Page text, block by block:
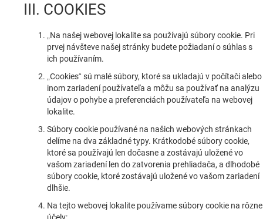
III. COOKIES
„Na našej webovej lokalite sa používajú súbory cookie. Pri
prvej návšteve našej stránky budete požiadaní o súhlas s
ich používaním.
„Cookies“ sú malé súbory, ktoré sa ukladajú v počítači alebo
inom zariadení používateľa a môžu sa používať na analýzu
údajov o pohybe a preferenciách používateľa na webovej
lokalite.
Súbory cookie používané na našich webových stránkach
delíme na dva základné typy. Krátkodobé súbory cookie,
ktoré sa používajú len dočasne a zostávajú uložené vo
vašom zariadení len do zatvorenia prehliadača, a dlhodobé
súbory cookie, ktoré zostávajú uložené vo vašom zariadení
dlhšie.
Na tejto webovej lokalite používame súbory cookie na rôzne